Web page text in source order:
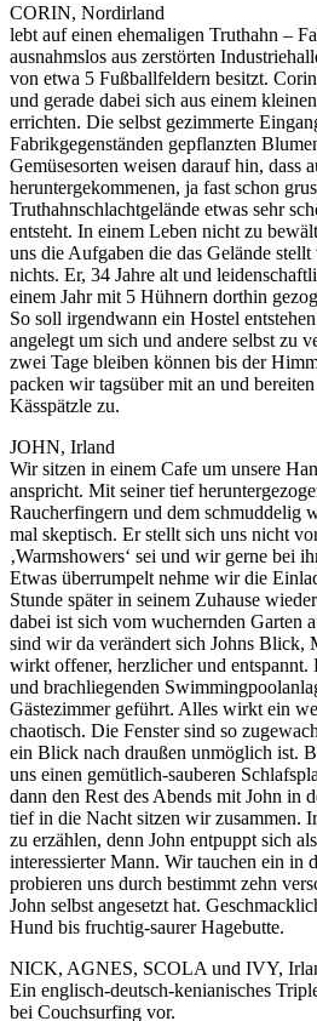
CORIN, Nordirland
lebt auf einen ehemaligen Truthahn –
ausnahmslos aus zerstörten
von etwa 5 Fußballfeldern besitzt.
und gerade dabei sich aus einem
errichten. Die selbst gezimmerte
Fabrikgegenständen gepflanzten
Gemüsesorten weisen darauf hin, dass
heruntergekommenen, ja fast schon
Truthahnschlachtgelände etwas sehr
entsteht. In einem Leben nicht zu
uns die Aufgaben die das Gelände
nichts. Er, 34 Jahre alt und
einem Jahr mit 5 Hühnern dorthin
So soll irgendwann ein Hostel
angelegt um sich und andere selbst zu
zwei Tage bleiben können bis der
packen wir tagsüber mit an und
Kässpätzle zu.
JOHN, Irland
Wir sitzen in einem Cafe um unsere
anspricht. Mit seiner tief
Raucherfingern und dem schmuddelig
mal skeptisch. Er stellt sich uns nicht
‚Warmshowers‘ sei und wir gerne bei
Etwas überrumpelt nehme wir die
Stunde später in seinem Zuhause
dabei ist sich vom wuchernden Garten
sind wir da verändert sich Johns Blick,
wirkt offener, herzlicher und entspannt.
und brachliegenden
Gästezimmer geführt. Alles wirkt ein
chaotisch. Die Fenster sind so
ein Blick nach draußen unmöglich ist.
uns einen gemütlich-sauberen
dann den Rest des Abends mit John in
tief in die Nacht sitzen wir zusammen.
zu erzählen, denn John entpuppt sich
interessierter Mann. Wir tauchen ein in
probieren uns durch bestimmt zehn
John selbst angesetzt hat.
Hund bis fruchtig-saurer Hagebutte.
NICK, AGNES, SCOLA und IVY,
Ein englisch-deutsch-kenianisches
bei Couchsurfing vor.